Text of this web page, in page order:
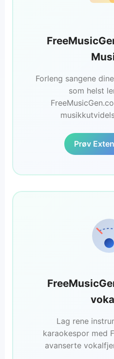
Forleng sangene
som helst
Prøv
Lag rene
karaokespor med
avanserte